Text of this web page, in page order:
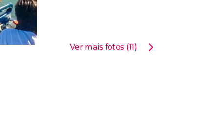
Ver mais fotos (11)